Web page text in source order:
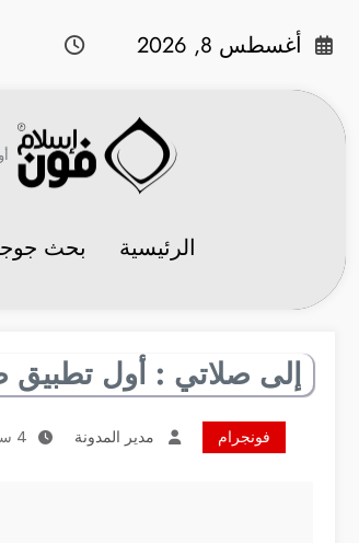
أغسطس 8, 2026
الرئيسية بحث
إلى صلاتي : أول تطبيق
فونجرام مدير المدونة 4 سنوات منذ النشر